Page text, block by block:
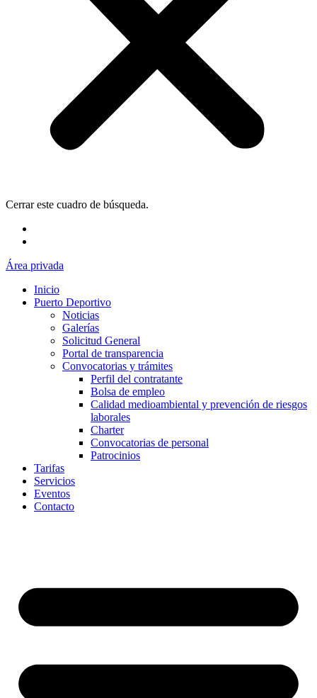
Cerrar este cuadro de búsqueda.
Área privada
Inicio
Puerto Deportivo
Noticias
Galerías
Solicitud General
Portal de transparencia
Convocatorias y trámites
Perfil del contratante
Bolsa de empleo
Calidad medioambiental y prevención de riesgos
laborales
Charter
Convocatorias de personal
Patrocinios
Tarifas
Servicios
Eventos
Contacto